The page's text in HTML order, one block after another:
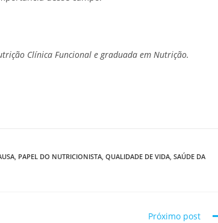
Clínica Funcional e graduada em Nutrição.
, PAPEL DO NUTRICIONISTA, QUALIDADE DE VIDA, SAÚDE DA
Próximo post